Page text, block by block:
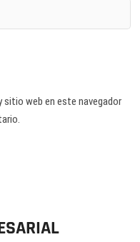
sitio web en este navegador